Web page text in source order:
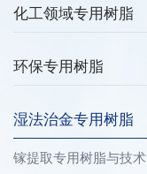
化工领域专用树脂
环保专用树脂
湿法治金专用树脂
镓提取专用树脂与技术